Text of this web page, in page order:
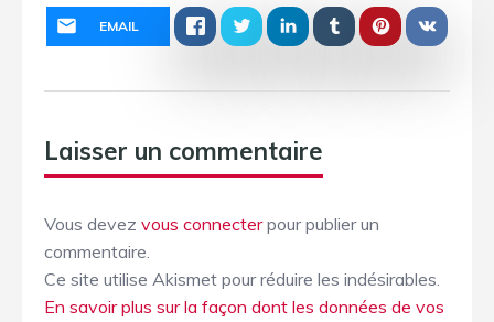
EMAIL
Laisser un commentaire
Vous devez vous connecterpour publier un
commentaire.
Ce site utilise Akismet pour réduire les indésirables.
En savoir plus sur la façon dont les données de vos